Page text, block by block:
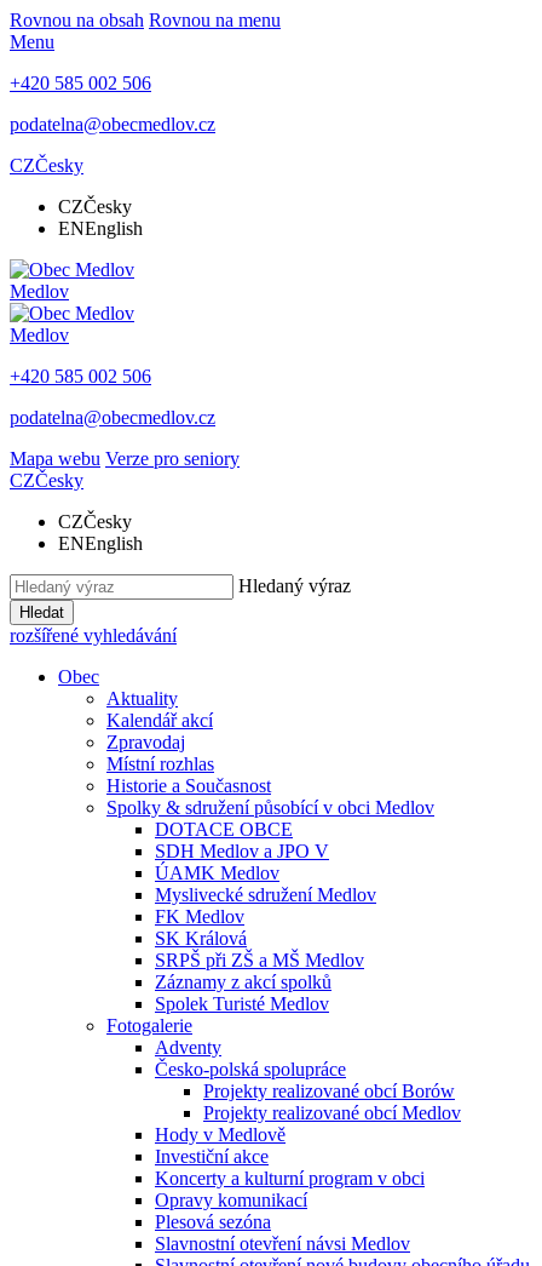
Rovnou na obsah Rovnou na menu
Menu
+420 585 002 506
podatelna@obecmedlov.cz
CZČesky
CZČesky
ENEnglish
Medlov
Medlov
+420 585 002 506
podatelna@obecmedlov.cz
Mapa webu Verze pro seniory
CZČesky
CZČesky
ENEnglish
Hledaný výraz
Hledat
rozšířené vyhledávání
Obec
Aktuality
Kalendář akcí
Zpravodaj
Místní rozhlas
Historie a Současnost
Spolky & sdružení působící v obci Medlov
DOTACE OBCE
SDH Medlov a JPO V
ÚAMK Medlov
Myslivecké sdružení Medlov
FK Medlov
SK Králová
SRPŠ při ZŠ a MŠ Medlov
Záznamy z akcí spolků
Spolek Turisté Medlov
Fotogalerie
Adventy
Česko-polská spolupráce
Projekty realizované obcí Borów
Projekty realizované obcí Medlov
Hody v Medlově
Investiční akce
Koncerty a kulturní program v obci
Opravy komunikací
Plesová sezóna
Slavnostní otevření návsi Medlov